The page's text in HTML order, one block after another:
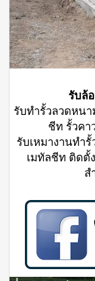
รับล้
รับทำรั้วลวดหนา
ชีท รั้วคา
รับเหมางานทำ
เมทัลชีท ติดตั้
ส